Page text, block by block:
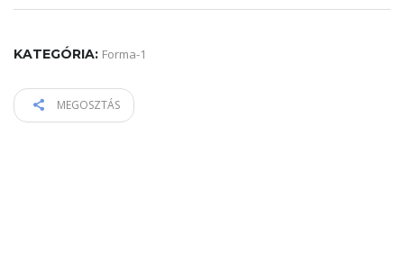
KATEGÓRIA: Forma-1
MEGOSZTÁS